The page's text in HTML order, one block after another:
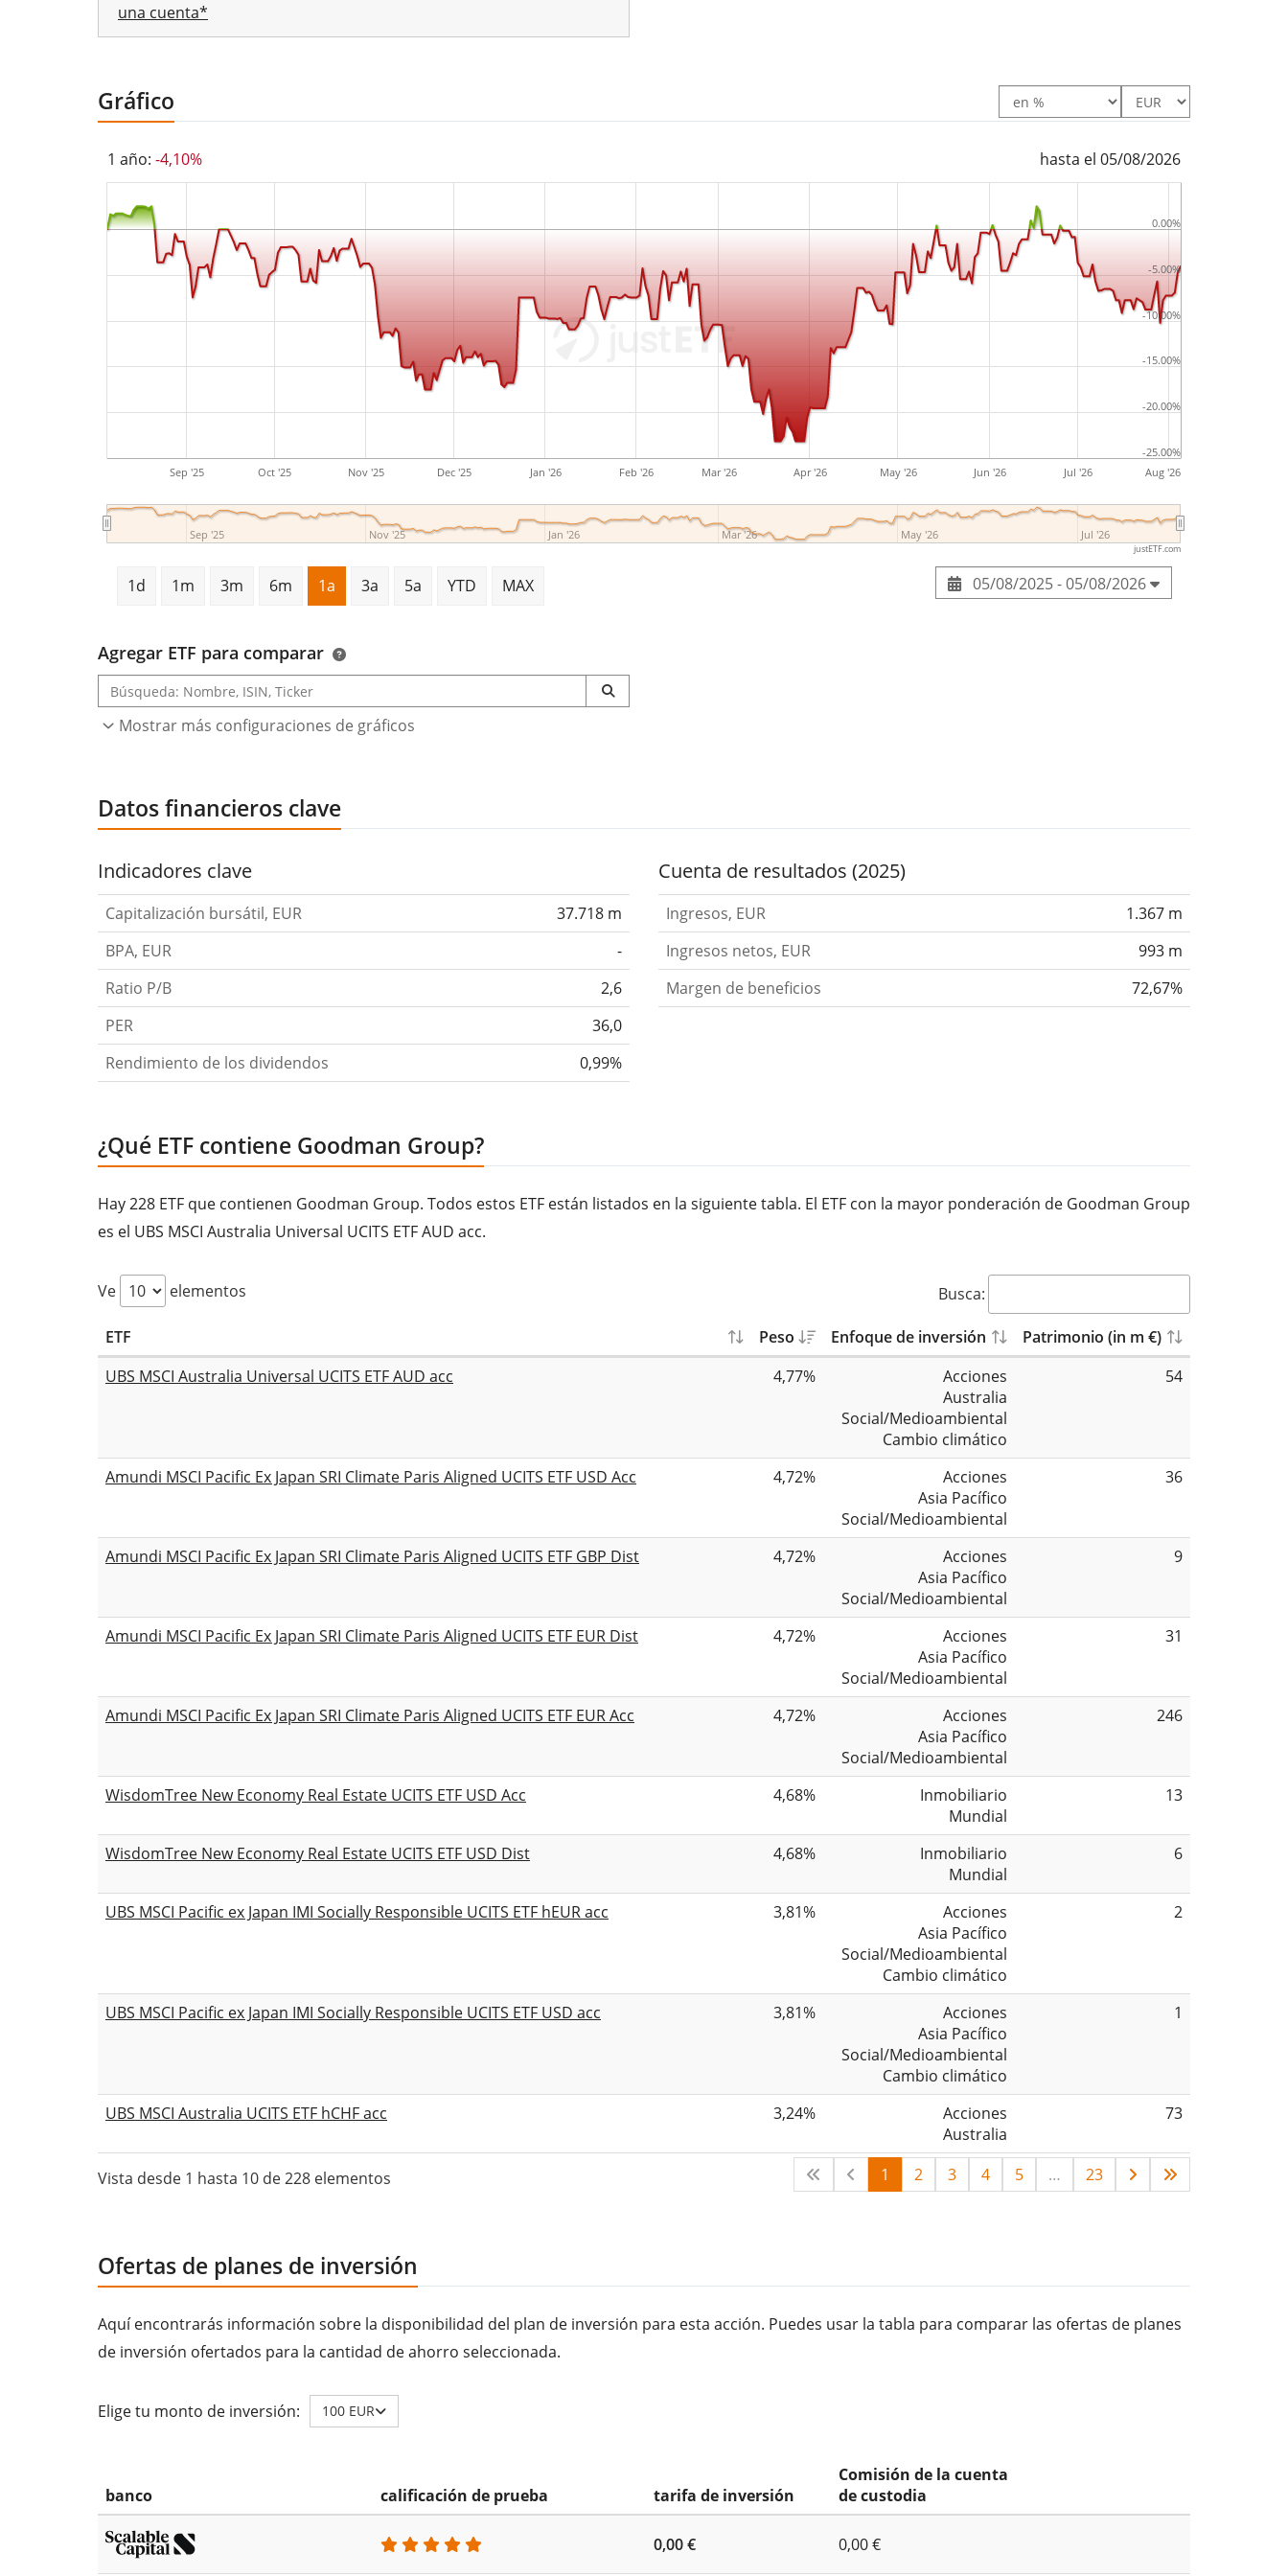
una cuenta*
Gráfico
1 año: -4,10% hasta el 05/08/2026
Sep '25 Oct '25 Nov '25 Dec '25 Jan '26 Feb '26 Mar '26 Apr '26 May '26 Jun '26 Jul '26 Aug '26
Sep '25 Nov '25 Jan '26 Mar '26 May '26 Jul '26
-25.00%
-20.00%
-15.00%
-10.00%
-5.00%
0.00%
justETF.com
1d 1m 3m 6m 1a 3a 5a YTD MAX 05/08/2025 - 05/08/2026
Agregar ETF para comparar
Mostrar más configuraciones de gráficos
Datos financieros clave
Indicadores clave
Capitalización bursátil, EUR
37.718 m
BPA, EUR
-
Ratio P/B
2,6
PER
36,0
Rendimiento de los dividendos
0,99%
Cuenta de resultados (2025)
Ingresos, EUR
1.367 m
Ingresos netos, EUR
993 m
Margen de beneficios
72,67%
¿Qué ETF contiene Goodman Group?
Hay 228 ETF que contienen Goodman Group. Todos estos ETF están listados en la siguiente tabla. El ETF con la mayor ponderación de Goodman Group
es el UBS MSCI Australia Universal UCITS ETF AUD acc.
Ve elementos Busca:
ETF Peso Enfoque de inversión
Patrimonio (in m €)
UBS MSCI Australia Universal UCITS ETF AUD acc
4,77%
Acciones
Australia
Social/Medioambiental
Cambio climático
54
Amundi MSCI Pacific Ex Japan SRI Climate Paris Aligned UCITS ETF USD Acc 4,72%
Acciones
Asia Pacífico
Social/Medioambiental
36
Amundi MSCI Pacific Ex Japan SRI Climate Paris Aligned UCITS ETF GBP Dist 4,72%
Acciones
Asia Pacífico
Social/Medioambiental
9
Amundi MSCI Pacific Ex Japan SRI Climate Paris Aligned UCITS ETF EUR Dist 4,72%
Acciones
Asia Pacífico
Social/Medioambiental
31
Amundi MSCI Pacific Ex Japan SRI Climate Paris Aligned UCITS ETF EUR Acc 4,72%
Acciones
Asia Pacífico
Social/Medioambiental
246
WisdomTree New Economy Real Estate UCITS ETF USD Acc 4,68%
Inmobiliario
Mundial
13
WisdomTree New Economy Real Estate UCITS ETF USD Dist 4,68%
Inmobiliario
Mundial
6
UBS MSCI Pacific ex Japan IMI Socially Responsible UCITS ETF hEUR acc 3,81%
Acciones
Asia Pacífico
Social/Medioambiental
Cambio climático
2
UBS MSCI Pacific ex Japan IMI Socially Responsible UCITS ETF USD acc 3,81%
Acciones
Asia Pacífico
Social/Medioambiental
Cambio climático
1
UBS MSCI Australia UCITS ETF hCHF acc 3,24%
Acciones
Australia
73
Vista desde 1 hasta 10 de 228 elementos 1 2 3 4 5 … 23
Ofertas de planes de inversión
Aquí encontrarás información sobre la disponibilidad del plan de inversión para esta acción. Puedes usar la tabla para comparar las ofertas de planes
de inversión ofertados para la cantidad de ahorro seleccionada.
Elige tu monto de inversión: 100 EUR
banco calificación de prueba tarifa de inversión
Comisión de la cuenta
de custodia
0,00 € 0,00 €